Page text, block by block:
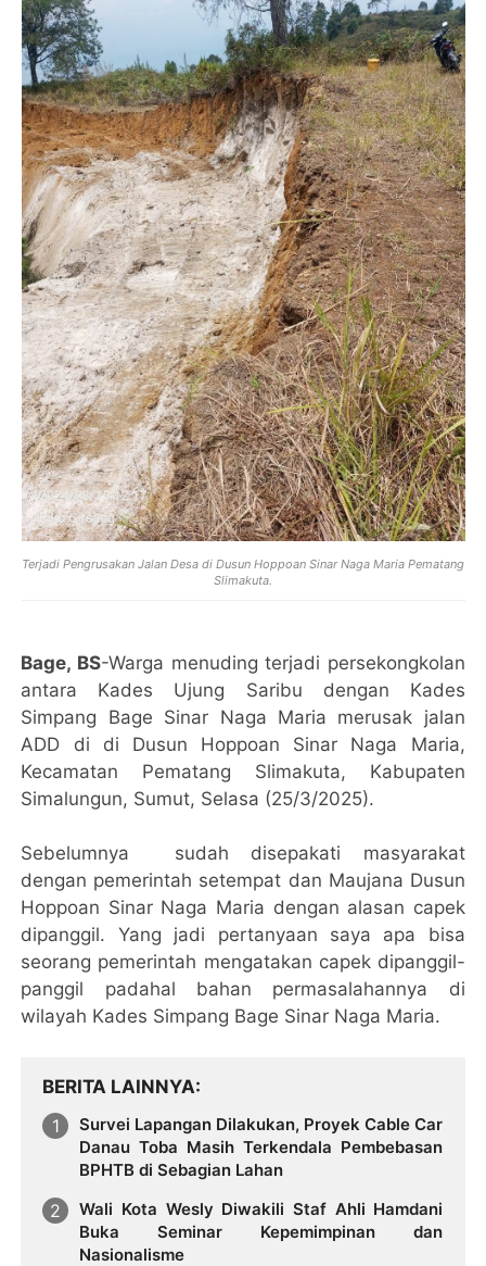
Terjadi Pengrusakan Jalan Desa di Dusun Hoppoan Sinar Naga Maria Pematang
Slimakuta.
Bage, BS-Warga menuding terjadi persekongkolan
antara Kades Ujung Saribu dengan Kades
Simpang Bage Sinar Naga Maria merusak jalan
ADD di di Dusun Hoppoan Sinar Naga Maria,
Kecamatan Pematang Slimakuta, Kabupaten
Simalungun, Sumut, Selasa (25/3/2025).
Sebelumnya sudah disepakati masyarakat
dengan pemerintah setempat dan Maujana Dusun
Hoppoan Sinar Naga Maria dengan alasan capek
dipanggil. Yang jadi pertanyaan saya apa bisa
seorang pemerintah mengatakan capek dipanggil-
panggil padahal bahan permasalahannya di
wilayah Kades Simpang Bage Sinar Naga Maria.
BERITA LAINNYA
Survei Lapangan Dilakukan, Proyek Cable Car
Danau Toba Masih Terkendala Pembebasan
BPHTB di Sebagian Lahan
Wali Kota Wesly Diwakili Staf Ahli Hamdani
Buka Seminar Kepemimpinan dan
Nasionalisme